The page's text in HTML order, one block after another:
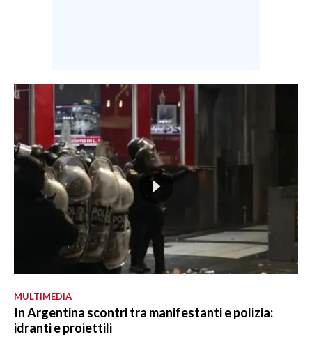
MULTIMEDIA
In Argentina scontri tra manifestanti e polizia:
idranti e proiettili